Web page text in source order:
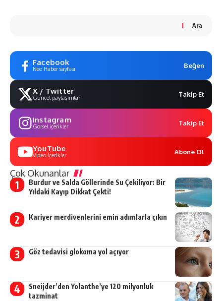
Ara
Facebook
Neo Haber sayfası Beğen
X / Twitter
Güncel paylaşımlar Takip Et
Instagram
Görsel içerikler Takip Et
YouTube
Video içerikler Abone Ol
Çok Okunanlar
Burdur ve Salda Göllerinde Su Çekiliyor: Bir
Yıldaki Kayıp Dikkat Çekti!
Kariyer merdivenlerini emin adımlarla çıkın
Göz tedavisi glokoma yol açıyor
Sneijder’den Yolanthe’ye 120 milyonluk
tazminat